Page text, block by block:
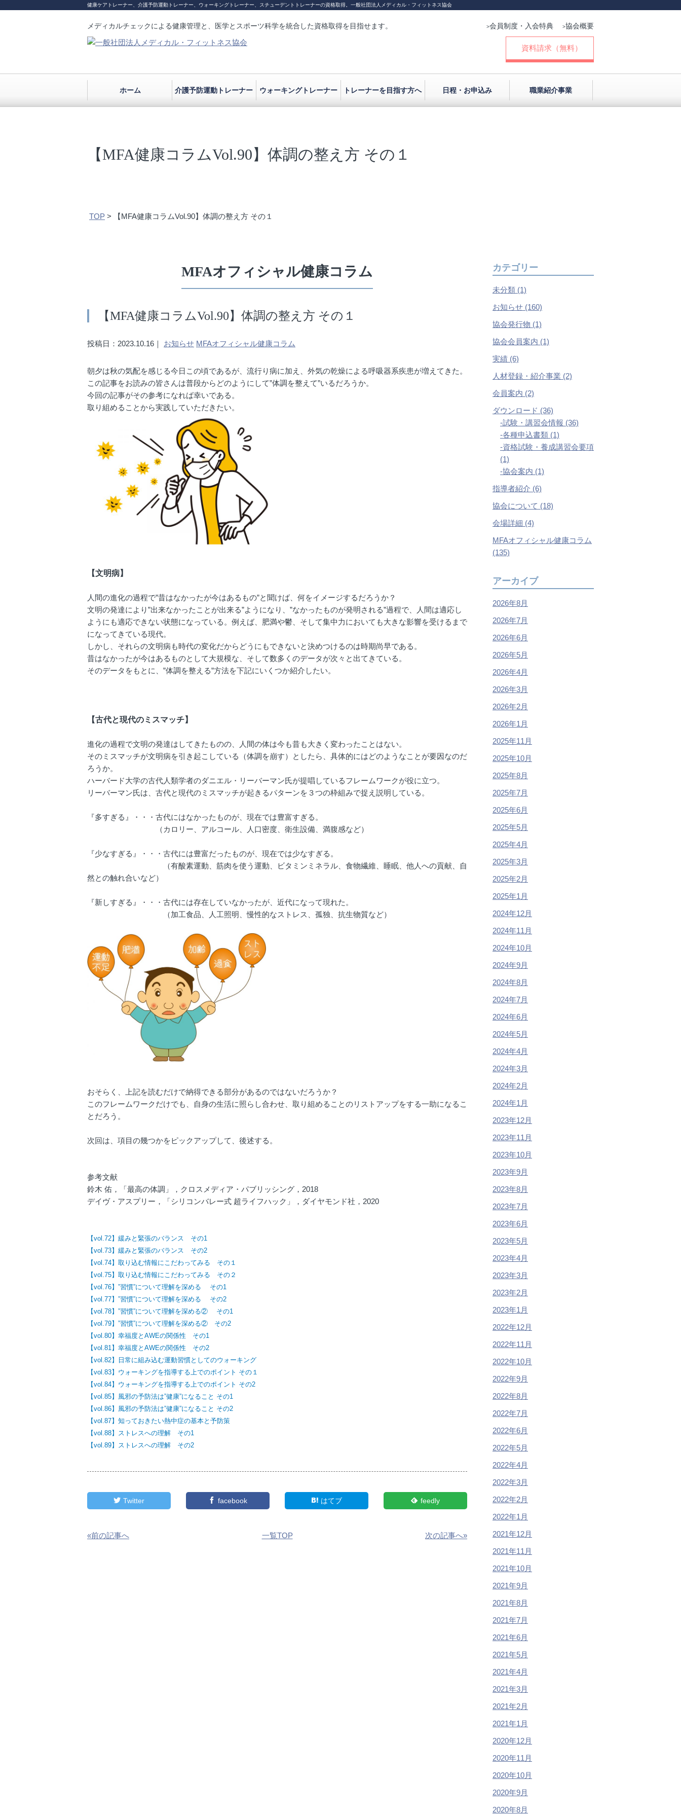
健康ケアトレーナー、介護予防運動トレーナー、ウォーキングトレーナー、スチューデントトレーナーの資格取得。 一般社団法人メディカル・フィットネス協会
メディカルチェックによる健康管理と、医学とスポーツ科学を統合した資格取得を目指せます。 >会員制度・入会特典 >協会概要
資料請求（無料）
ホーム 介護予防運動トレーナー ウォーキングトレーナー トレーナーを目指す方へ 日程・お申込み 職業紹介事業
【MFA健康コラムVol.90】体調の整え方 その１
TOP > 【MFA健康コラムVol.90】体調の整え方 その１
MFAオフィシャル健康コラム
【MFA健康コラムVol.90】体調の整え方 その１
投稿日：2023.10.16｜ お知らせ MFAオフィシャル健康コラム
朝夕は秋の気配を感じる今日この頃であるが、流行り病に加え、外気の乾燥による呼吸器系疾患が増えてきた。
この記事をお読みの皆さんは普段からどのようにして”体調を整えて”いるだろうか。
今回の記事がその参考になれば幸いである。
取り組めることから実践していただきたい。
【文明病】
人間の進化の過程で”昔はなかったが今はあるもの”と聞けば、何をイメージするだろうか？
文明の発達により”出来なかったことが出来る”ようになり、”なかったものが発明される”過程で、人間は適応し
ようにも適応できない状態になっている。例えば、肥満や鬱、そして集中力においても大きな影響を受けるまで
になってきている現代。
しかし、それらの文明病も時代の変化だからどうにもできないと決めつけるのは時期尚早である。
昔はなかったが今はあるものとして大規模な、そして数多くのデータが次々と出てきている。
そのデータをもとに、”体調を整える”方法を下記にいくつか紹介したい。
【古代と現代のミスマッチ】
進化の過程で文明の発達はしてきたものの、人間の体は今も昔も大きく変わったことはない。
そのミスマッチが文明病を引き起こしている（体調を崩す）としたら、具体的にはどのようなことが要因なのだ
ろうか。
ハーバード大学の古代人類学者のダニエル・リーバーマン氏が提唱しているフレームワークが役に立つ。
リーバーマン氏は、古代と現代のミスマッチが起きるパターンを３つの枠組みで捉え説明している。
『多すぎる』・・・古代にはなかったものが、現在では豊富すぎる。
（カロリー、アルコール、人口密度、衛生設備、満腹感など）
『少なすぎる』・・・古代には豊富だったものが、現在では少なすぎる。
（有酸素運動、筋肉を使う運動、ビタミンミネラル、食物繊維、睡眠、他人への貢献、自
然との触れ合いなど）
『新しすぎる』・・・古代には存在していなかったが、近代になって現れた。
（加工食品、人工照明、慢性的なストレス、孤独、抗生物質など）
おそらく、上記を読むだけで納得できる部分があるのではないだろうか？
このフレームワークだけでも、自身の生活に照らし合わせ、取り組めることのリストアップをする一助になるこ
とだろう。
次回は、項目の幾つかをピックアップして、後述する。
参考文献
鈴木 佑，「最高の体調」， クロスメディア・パブリッシング，2018
デイヴ・アスプリー，「シリコンバレー式 超ライフハック」， ダイヤモンド社，2020
【vol.72】緩みと緊張のバランス その1
【vol.73】緩みと緊張のバランス その2
【vol.74】取り込む情報にこだわってみる その１
【vol.75】取り込む情報にこだわってみる その２
【vol.76】”習慣”について理解を深める その1
【vol.77】”習慣”について理解を深める その2
【vol.78】”習慣”について理解を深める② その1
【vol.79】”習慣”について理解を深める② その2
【vol.80】幸福度とAWEの関係性 その1
【vol.81】幸福度とAWEの関係性 その2
【vol.82】日常に組み込む運動習慣としてのウォーキング
【vol.83】ウォーキングを指導する上でのポイント その１
【vol.84】ウォーキングを指導する上でのポイント その2
【vol.85】風邪の予防法は”健康”になること その1
【vol.86】風邪の予防法は”健康”になること その2
【vol.87】知っておきたい熱中症の基本と予防策
【vol.88】ストレスへの理解 その1
【vol.89】ストレスへの理解 その2
Twitter facebook はてブ feedly
«前の記事へ 一覧TOP 次の記事へ»
カテゴリー
未分類 (1)
お知らせ (160)
協会発行物 (1)
協会会員案内 (1)
実績 (6)
人材登録・紹介事業 (2)
会員案内 (2)
ダウンロード (36)
試験・講習会情報 (36)
各種申込書類 (1)
資格試験・養成講習会要項
(1)
協会案内 (1)
指導者紹介 (6)
協会について (18)
会場詳細 (4)
MFAオフィシャル健康コラム
(135)
アーカイブ
2026年8月
2026年7月
2026年6月
2026年5月
2026年4月
2026年3月
2026年2月
2026年1月
2025年11月
2025年10月
2025年8月
2025年7月
2025年6月
2025年5月
2025年4月
2025年3月
2025年2月
2025年1月
2024年12月
2024年11月
2024年10月
2024年9月
2024年8月
2024年7月
2024年6月
2024年5月
2024年4月
2024年3月
2024年2月
2024年1月
2023年12月
2023年11月
2023年10月
2023年9月
2023年8月
2023年7月
2023年6月
2023年5月
2023年4月
2023年3月
2023年2月
2023年1月
2022年12月
2022年11月
2022年10月
2022年9月
2022年8月
2022年7月
2022年6月
2022年5月
2022年4月
2022年3月
2022年2月
2022年1月
2021年12月
2021年11月
2021年10月
2021年9月
2021年8月
2021年7月
2021年6月
2021年5月
2021年4月
2021年3月
2021年2月
2021年1月
2020年12月
2020年11月
2020年10月
2020年9月
2020年8月